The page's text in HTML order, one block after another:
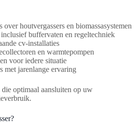
over houtvergassers en biomassasystemen
buffervaten en regeltechniek
cv-installaties
en warmtepompen
voor iedere situatie
met jarenlange ervaring
optimaal aansluiten op uw